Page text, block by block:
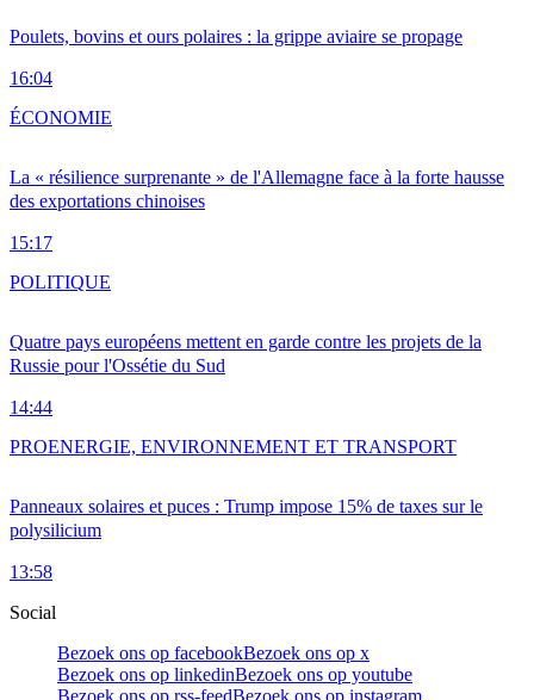
Poulets, bovins et ours polaires : la grippe aviaire se propage
16:04
La « résilience surprenante » de l'Allemagne face à la forte hausse
des exportations chinoises
15:17
ÉCONOMIE
Quatre pays européens mettent en garde contre les projets de la
Russie pour l'Ossétie du Sud
14:44
POLITIQUE
Panneaux solaires et puces : Trump impose 15% de taxes sur le
polysilicium
13:58
PROENERGIE, ENVIRONNEMENT ET TRANSPORT
Social
Bezoek ons op facebookBezoek ons op x
Bezoek ons op linkedinBezoek ons op youtube
Bezoek ons op rss-feedBezoek ons op instagram